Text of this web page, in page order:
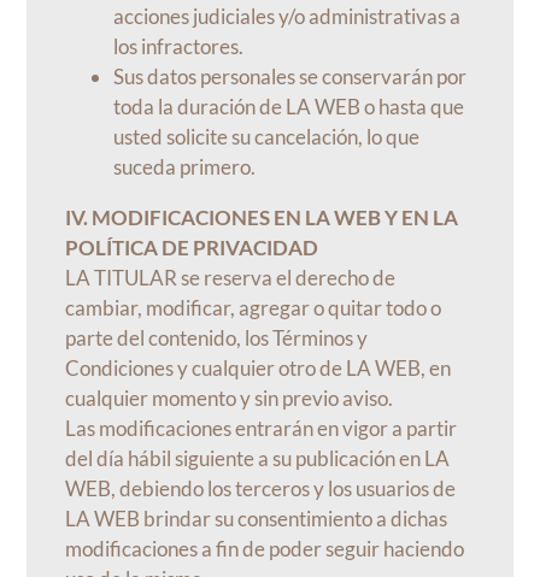
acciones judiciales y/o administrativas a
los infractores.
Sus datos personales se conservarán por
toda la duración de LA WEB o hasta que
usted solicite su cancelación, lo que
suceda primero.
IV. MODIFICACIONES EN LA WEB Y EN LA
POLÍTICA DE PRIVACIDAD
LA TITULAR se reserva el derecho de
cambiar, modificar, agregar o quitar todo o
parte del contenido, los Términos y
Condiciones y cualquier otro de LA WEB, en
cualquier momento y sin previo aviso.
Las modificaciones entrarán en vigor a partir
del día hábil siguiente a su publicación en LA
WEB, debiendo los terceros y los usuarios de
LA WEB brindar su consentimiento a dichas
modificaciones a fin de poder seguir haciendo